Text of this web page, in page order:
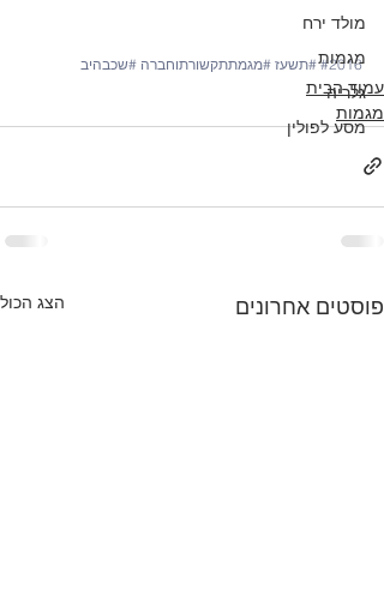
מולד ירח
מגמות
גלריה
מסע לפולין
#2016 #תשעז #מגמתתקשורתוחברה #שכבהיב
עמוד הבית
מגמות
פוסטים אחרונים הצג הכול